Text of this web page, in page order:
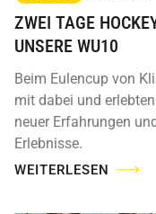
ZWEI TAGE
UNSERE WU10
Beim Eulencup von
mit dabei und
neuer Erfahrungen
Erlebnisse.
WEITERLESEN